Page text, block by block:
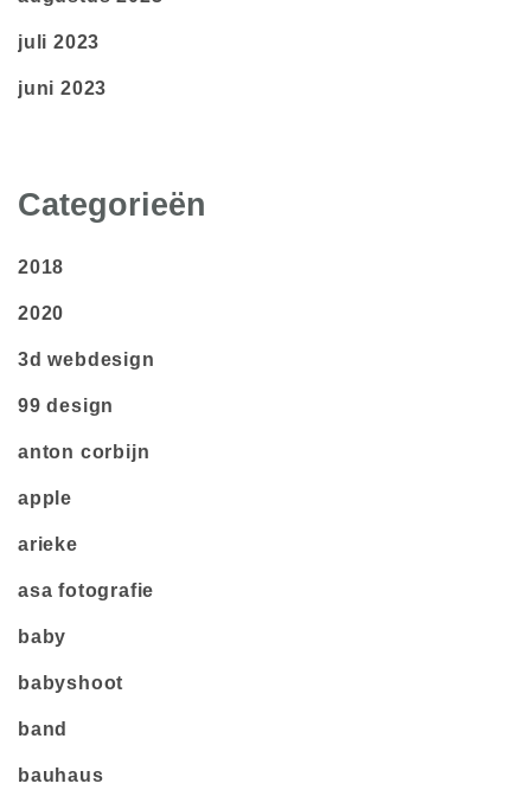
juli 2023
juni 2023
Categorieën
2018
2020
3d webdesign
99 design
anton corbijn
apple
arieke
asa fotografie
baby
babyshoot
band
bauhaus